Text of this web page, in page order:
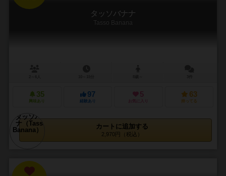
タッソバナナ
Tasso Banana
35
興味あり
97
経験あり
5
お気に入り
63
持ってる
カートに追加する
2,970円（税込）